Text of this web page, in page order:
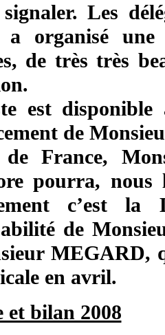
Les
a organisé
de très très
est disponible
de
France,
pourra, nous
c’est
de
MEGARD,
en avril.
et bilan 2008